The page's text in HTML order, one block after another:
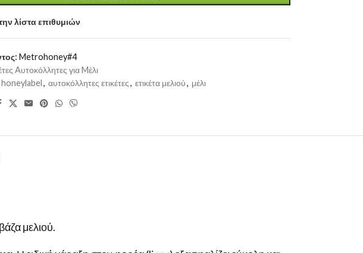
λίστα επιθυμιών
Metrohoney#4
Aυτοκόλλητες για Mέλι
honeylabel, αυτοκόλλητες ετικέτες, ετικέτα μελιού, μέλι
μελιού.